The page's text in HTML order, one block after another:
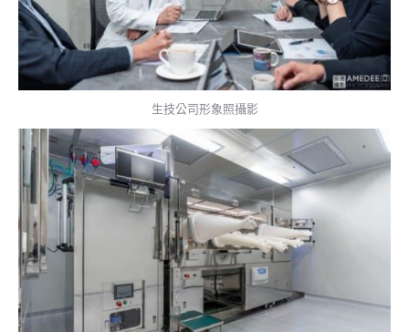
生技公司形象照攝影